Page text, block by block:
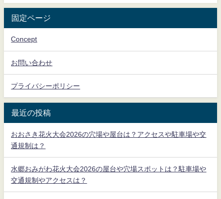
固定ページ
Concept
お問い合わせ
プライバシーポリシー
最近の投稿
おおさき花火大会2026の穴場や屋台は？アクセスや駐車場や交
通規制は？
水郷おみがわ花火大会2026の屋台や穴場スポットは？駐車場や
交通規制やアクセスは？